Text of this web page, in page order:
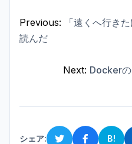
Previous:
「遠くへ行き
読んだ
Next: Docker
シェア: B!